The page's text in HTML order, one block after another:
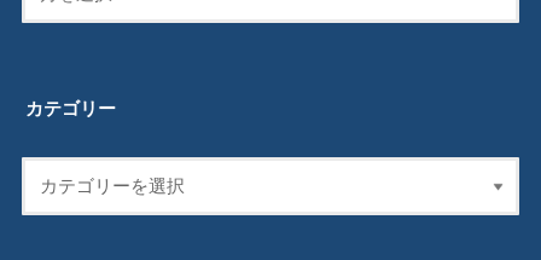
カテゴリー